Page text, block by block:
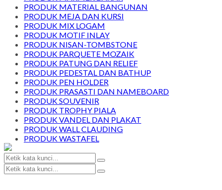
PRODUK MATERIAL BANGUNAN
PRODUK MEJA DAN KURSI
PRODUK MIX LOGAM
PRODUK MOTIF INLAY
PRODUK NISAN-TOMBSTONE
PRODUK PARQUETE MOZAIK
PRODUK PATUNG DAN RELIEF
PRODUK PEDESTAL DAN BATHUP
PRODUK PEN HOLDER
PRODUK PRASASTI DAN NAMEBOARD
PRODUK SOUVENIR
PRODUK TROPHY PIALA
PRODUK VANDEL DAN PLAKAT
PRODUK WALL CLAUDING
PRODUK WASTAFEL